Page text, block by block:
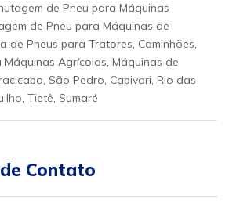
de Pneu para Máquinas
de Pneu para Máquinas de
de Pneus para Tratores, Caminhões,
Agrícolas, Máquinas de
São Pedro, Capivari, Rio das
Tietê, Sumaré
Contato